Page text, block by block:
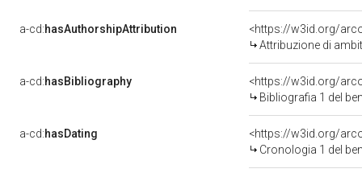
a-cd:hasAuthorshipAttribution
<https://w3id.org/
Attribuzione di
a-cd:hasBibliography
<https://w3id.org/
Bibliografia 1 del
a-cd:hasDating
<https://w3id.org/
Cronologia 1 del